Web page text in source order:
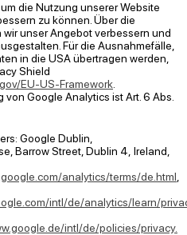
die Nutzung unserer Website
zu können. Über die
unser Angebot verbessern und
Für die Ausnahmefälle,
in die USA übertragen werden,
Shield
EU-US-Framework
Google Analytics ist Art. 6 Abs.
Google Dublin,
Barrow Street, Dublin 4, Ireland
analytics/terms/de.html
intl/de/analytics/learn/
intl/de/policies/privacy.